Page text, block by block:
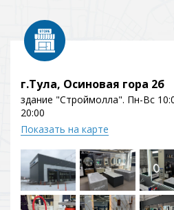
г.Тула, Осиновая гора 2б
здание "Строймолла". Пн-Вс
20:00
Показать на карте